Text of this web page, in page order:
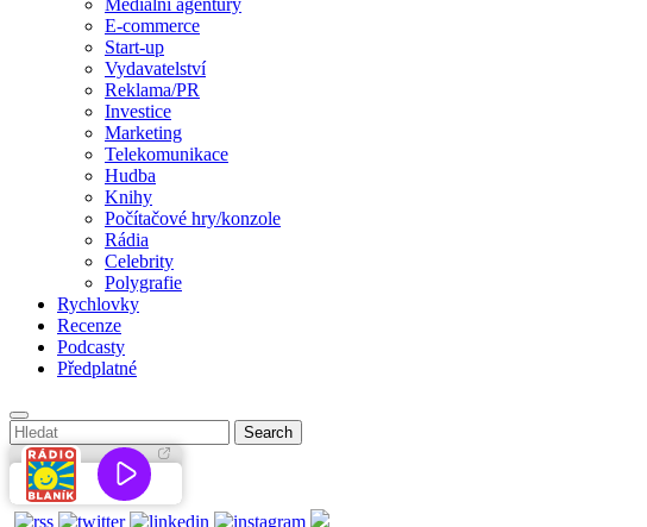
Mediální agentury
E-commerce
Start-up
Vydavatelství
Reklama/PR
Investice
Marketing
Telekomunikace
Hudba
Knihy
Počítačové hry/konzole
Rádia
Celebrity
Polygrafie
Rychlovky
Recenze
Podcasty
Předplatné